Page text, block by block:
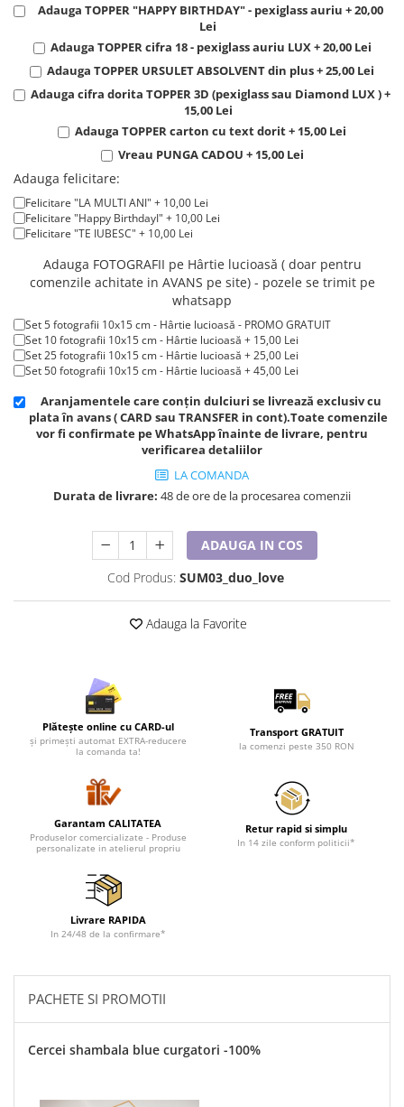
Cadouri pentru profesori sau absolventi
Cadouri Back to school
Cadouri de Paște
Cadouri pentru CUPLU El & Ea
Cadouri Iubitori de animale
Cadouri GRAVIDE
Cadouri pentru sportivi
Cadouri Pensionare
Cadouri Colegi, sefi sau angajati
Cadouri pentru Sfânta Maria
Martisoare
Adauga TOPPER "HAPPY BIRTHDAY" - pexiglass auriu + 20,00
Lei
Adauga TOPPER cifra 18 - pexiglass auriu LUX + 20,00 Lei
Adauga TOPPER URSULET ABSOLVENT din plus + 25,00 Lei
Adauga cifra dorita TOPPER 3D (pexiglass sau Diamond LUX ) +
15,00 Lei
Adauga TOPPER carton cu text dorit + 15,00 Lei
Vreau PUNGA CADOU + 15,00 Lei
Adauga felicitare:
Felicitare "LA MULTI ANI" + 10,00 Lei
Felicitare "Happy BirthdayI" + 10,00 Lei
Felicitare "TE IUBESC" + 10,00 Lei
Adauga FOTOGRAFII pe Hârtie lucioasă ( doar pentru
comenzile achitate in AVANS pe site) - pozele se trimit pe
whatsapp
Set 5 fotografii 10x15 cm - Hârtie lucioasă - PROMO GRATUIT
Set 10 fotografii 10x15 cm - Hârtie lucioasă + 15,00 Lei
Set 25 fotografii 10x15 cm - Hârtie lucioasă + 25,00 Lei
Set 50 fotografii 10x15 cm - Hârtie lucioasă + 45,00 Lei
Aranjamentele care conțin dulciuri se livrează exclusiv cu
plata în avans ( CARD sau TRANSFER in cont).Toate comenzile
vor fi confirmate pe WhatsApp înainte de livrare, pentru
verificarea detaliilor
LA COMANDA
Durata de livrare: 48 de ore de la procesarea comenzii
ADAUGA IN COS
Cod Produs: SUM03_duo_love
Adauga la Favorite
Plătește online cu CARD-ul
și primești automat EXTRA-reducere
la comanda ta!
Transport GRATUIT
la comenzi peste 350 RON
Garantam CALITATEA
Produselor comercializate - Produse
personalizate in atelierul propriu
Retur rapid si simplu
In 14 zile conform politicii*
Livrare RAPIDA
In 24/48 de la confirmare*
PACHETE SI PROMOTII
Cercei shambala blue curgatori -100%